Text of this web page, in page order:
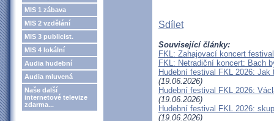
MIS 1 zábava
MIS 2 vzdělání
MIS 3 publicist.
MIS 4 lokální
Audia hudební
Audia mluvená
Naše další
internetové televize
zdarma...
Sdílet
Související články:
FKL: Zahajovací koncert
FKL: Netradiční koncert: Bach
Hudební festival FKL 2026:
(19.06.2026)
Hudební festival FKL 2026:
(19.06.2026)
Hudební festival FKL 2026:
(19.06.2026)